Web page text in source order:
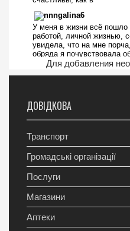
Для добавления
ДОВІДКОВА
Транспорт
Громадські організації
Послуги
Магазини
Аптеки